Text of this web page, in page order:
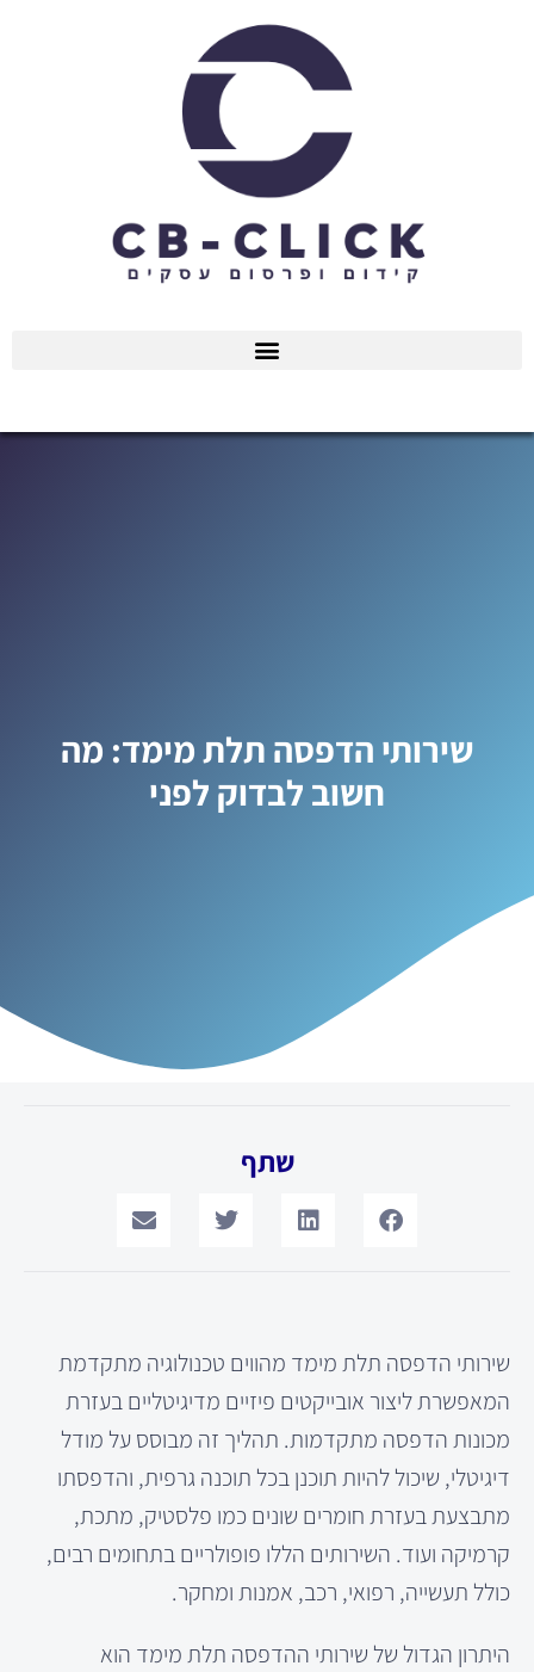
שירותי הדפסה תלת מימד: מה
חשוב לבדוק לפני
שתף
שירותי הדפסה תלת מימד מהווים טכנולוגיה מתקדמת
המאפשרת ליצור אובייקטים פיזיים מדיגיטליים בעזרת
מכונות הדפסה מתקדמות. תהליך זה מבוסס על מודל
דיגיטלי, שיכול להיות תוכנן בכל תוכנה גרפית, והדפסתו
מתבצעת בעזרת חומרים שונים כמו פלסטיק, מתכת,
קרמיקה ועוד. השירותים הללו פופולריים בתחומים רבים,
כולל תעשייה, רפואי, רכב, אמנות ומחקר.
היתרון הגדול של שירותי ההדפסה תלת מימד הוא